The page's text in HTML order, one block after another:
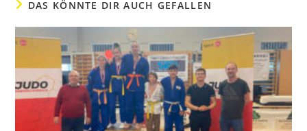
DAS KÖNNTE DIR AUCH GEFALLEN